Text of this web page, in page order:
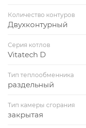
Количество контуров
Двухконтурный
Серия котлов
Vitatech D
Тип теплообменника
раздельный
Тип камеры сгорания
закрытая